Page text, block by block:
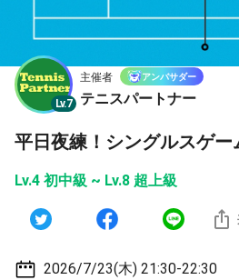
Lv.7
主催者 アンバサダー
テニスパートナー
平日夜練！シングルスゲー
Lv.4 初中級 ~ Lv.8 超上級
2026/7/23(木) 21:30-22:30